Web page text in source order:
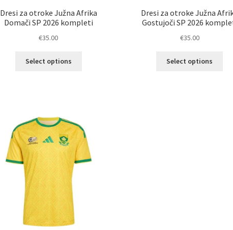
Dresi za otroke Južna Afrika
Domači SP 2026 kompleti
€35.00
Select options
lahko
izberete
na
strani
Dresi za otroke Južna
Gostujoči SP 2026
€35.00
Select options